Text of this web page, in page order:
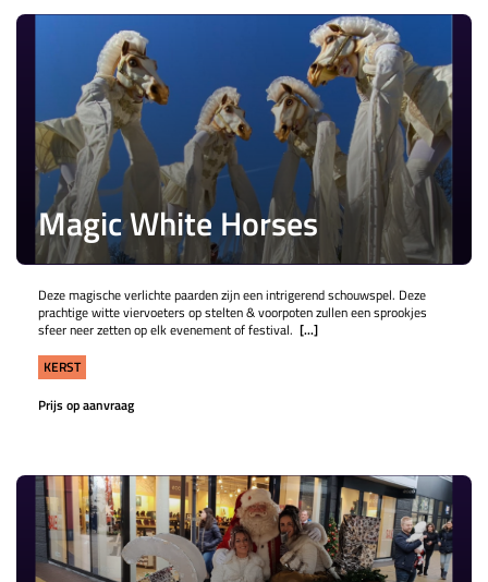
Magic White Horses
Deze magische verlichte paarden zijn een intrigerend schouwspel. Deze
prachtige witte viervoeters op stelten & voorpoten zullen een sprookjes
sfeer neer zetten op elk evenement of festival. [...]
KERST
Prijs op aanvraag